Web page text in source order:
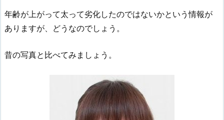
年齢が上がって太って劣化したのではないかという情報が
ありますが、どうなのでしょう。
昔の写真と比べてみましょう。